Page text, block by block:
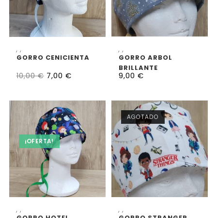
, ,
GORRO CENICIENTA
10,00€ 7,00 €
,,
GORRO ARBOL
BRILLANTE
9,00€
¡OFERTA!
,,
AGOTADO
,,